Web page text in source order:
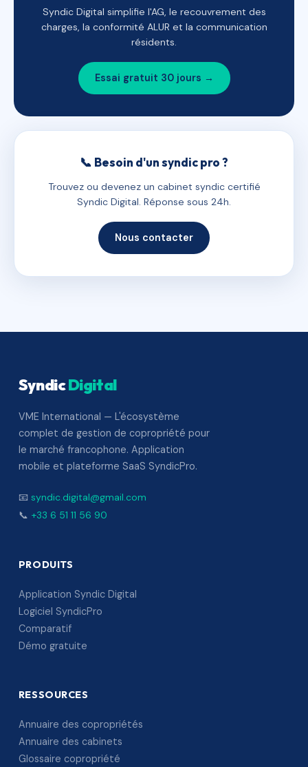
Syndic Digital simplifie l'AG, le recouvrement des
charges, la conformité ALUR et la communication
résidents.
Essai gratuit 30 jours →
📞 Besoin d'un syndic pro ?
Trouvez ou devenez un cabinet syndic certifié
Syndic Digital. Réponse sous 24h.
Nous contacter
SyndicDigital
VME International — L'écosystème
complet de gestion de copropriété pour
le marché francophone. Application
mobile et plateforme SaaS SyndicPro.
📧 syndic.digital@gmail.com
📞 +33 6 51 11 56 90
PRODUITS
Application Syndic Digital
Logiciel SyndicPro
Comparatif
Démo gratuite
RESSOURCES
Annuaire des copropriétés
Annuaire des cabinets
Glossaire copropriété